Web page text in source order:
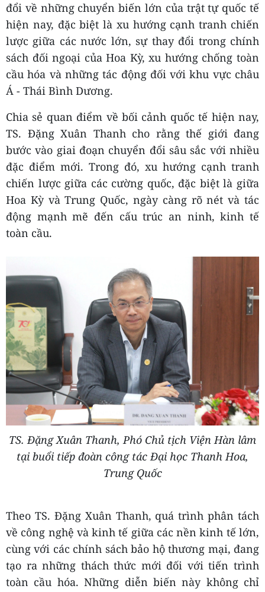
đổi về những chuyển biến lớn của trật tự quốc tế
hiện nay, đặc biệt là xu hướng cạnh tranh chiến
lược giữa các nước lớn, sự thay đổi trong chính
sách đối ngoại của Hoa Kỳ, xu hướng chống toàn
cầu hóa và những tác động đối với khu vực châu
Á - Thái Bình Dương.
Chia sẻ quan điểm về bối cảnh quốc tế hiện nay,
TS. Đặng Xuân Thanh cho rằng thế giới đang
bước vào giai đoạn chuyển đổi sâu sắc với nhiều
đặc điểm mới. Trong đó, xu hướng cạnh tranh
chiến lược giữa các cường quốc, đặc biệt là giữa
Hoa Kỳ và Trung Quốc, ngày càng rõ nét và tác
động mạnh mẽ đến cấu trúc an ninh, kinh tế
toàn cầu.
TS. Đặng Xuân Thanh, Phó Chủ tịch Viện Hàn lâm
tại buổi tiếp đoàn công tác Đại học Thanh Hoa,
Trung Quốc
Theo TS. Đặng Xuân Thanh, quá trình phân tách
về công nghệ và kinh tế giữa các nền kinh tế lớn,
cùng với các chính sách bảo hộ thương mại, đang
tạo ra những thách thức mới đối với tiến trình
toàn cầu hóa. Những diễn biến này không chỉ